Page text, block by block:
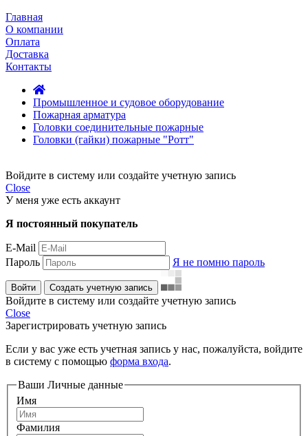
Главная
О компании
Оплата
Доставка
Контакты
Промышленное и судовое оборудование
Пожарная арматура
Головки соединительные пожарные
Головки (гайки) пожарные "Ротт"
Войдите в систему или создайте учетную запись
Close
У меня уже есть аккаунт
Я постоянный покупатель
E-Mail
Пароль
Я не помню пароль
Войти Создать учетную запись
Войдите в систему или создайте учетную запись
Close
Зарегистрировать учетную запись
Если у вас уже есть учетная запись у нас, пожалуйста, войдите
в систему с помощью форма входа.
Ваши Личные данные
Имя
Фамилия